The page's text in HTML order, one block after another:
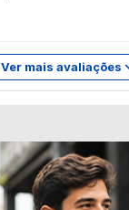
Ver mais avaliações